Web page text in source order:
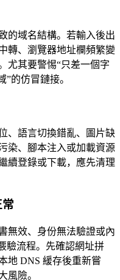
的域名結構。若輸入後出
轉、瀏覽器地址欄頻繁變
尤其要警惕“只差一個字
”的仿冒鏈接。
、語言切換錯亂、圖片缺
染、腳本注入或加載資源
續登錄或下載，應先清理
無效、身份無法驗證或內
驗流程。先確認網址拼
地 DNS 緩存後重新嘗
風險。